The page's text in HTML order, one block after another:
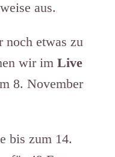
aus.
noch etwas zu
wir im Live
8. November
bis zum 14.